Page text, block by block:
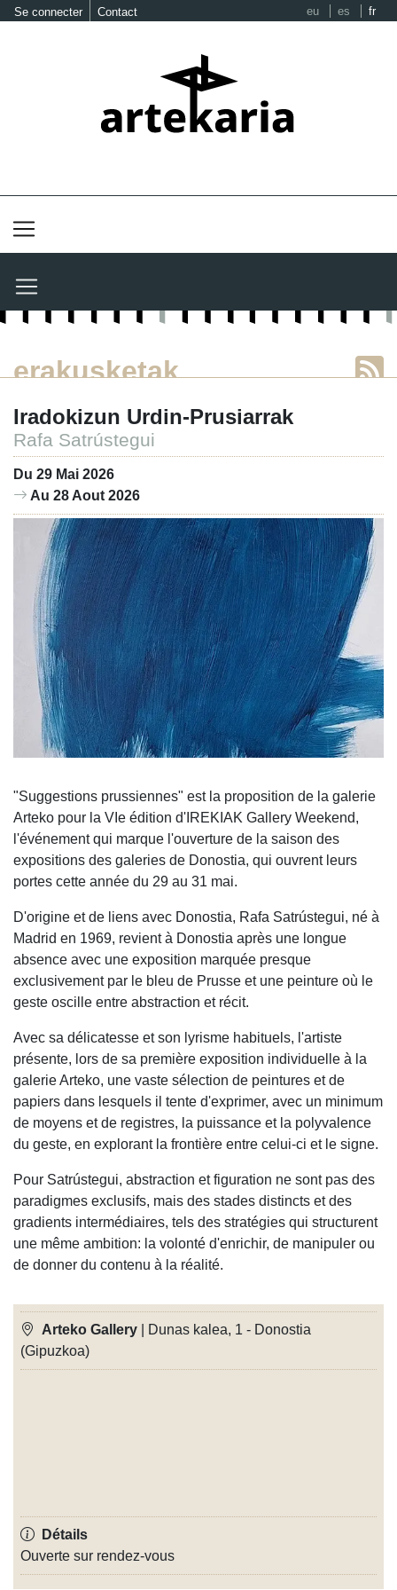
Se connecter Contact eu es fr
erakusketak
Iradokizun Urdin-Prusiarrak
Rafa Satrústegui
Du 29 Mai 2026
Au 28 Aout 2026
"Suggestions prussiennes" est la proposition de la galerie
Arteko pour la VIe édition d'IREKIAK Gallery Weekend,
l'événement qui marque l'ouverture de la saison des
expositions des galeries de Donostia, qui ouvrent leurs
portes cette année du 29 au 31 mai.
D'origine et de liens avec Donostia, Rafa Satrústegui, né à
Madrid en 1969, revient à Donostia après une longue
absence avec une exposition marquée presque
exclusivement par le bleu de Prusse et une peinture où le
geste oscille entre abstraction et récit.
Avec sa délicatesse et son lyrisme habituels, l'artiste
présente, lors de sa première exposition individuelle à la
galerie Arteko, une vaste sélection de peintures et de
papiers dans lesquels il tente d'exprimer, avec un minimum
de moyens et de registres, la puissance et la polyvalence
du geste, en explorant la frontière entre celui-ci et le signe.
Pour Satrústegui, abstraction et figuration ne sont pas des
paradigmes exclusifs, mais des stades distincts et des
gradients intermédiaires, tels des stratégies qui structurent
une même ambition: la volonté d'enrichir, de manipuler ou
de donner du contenu à la réalité.
Arteko Gallery | Dunas kalea, 1 - Donostia
(Gipuzkoa)
Détails
Ouverte sur rendez-vous